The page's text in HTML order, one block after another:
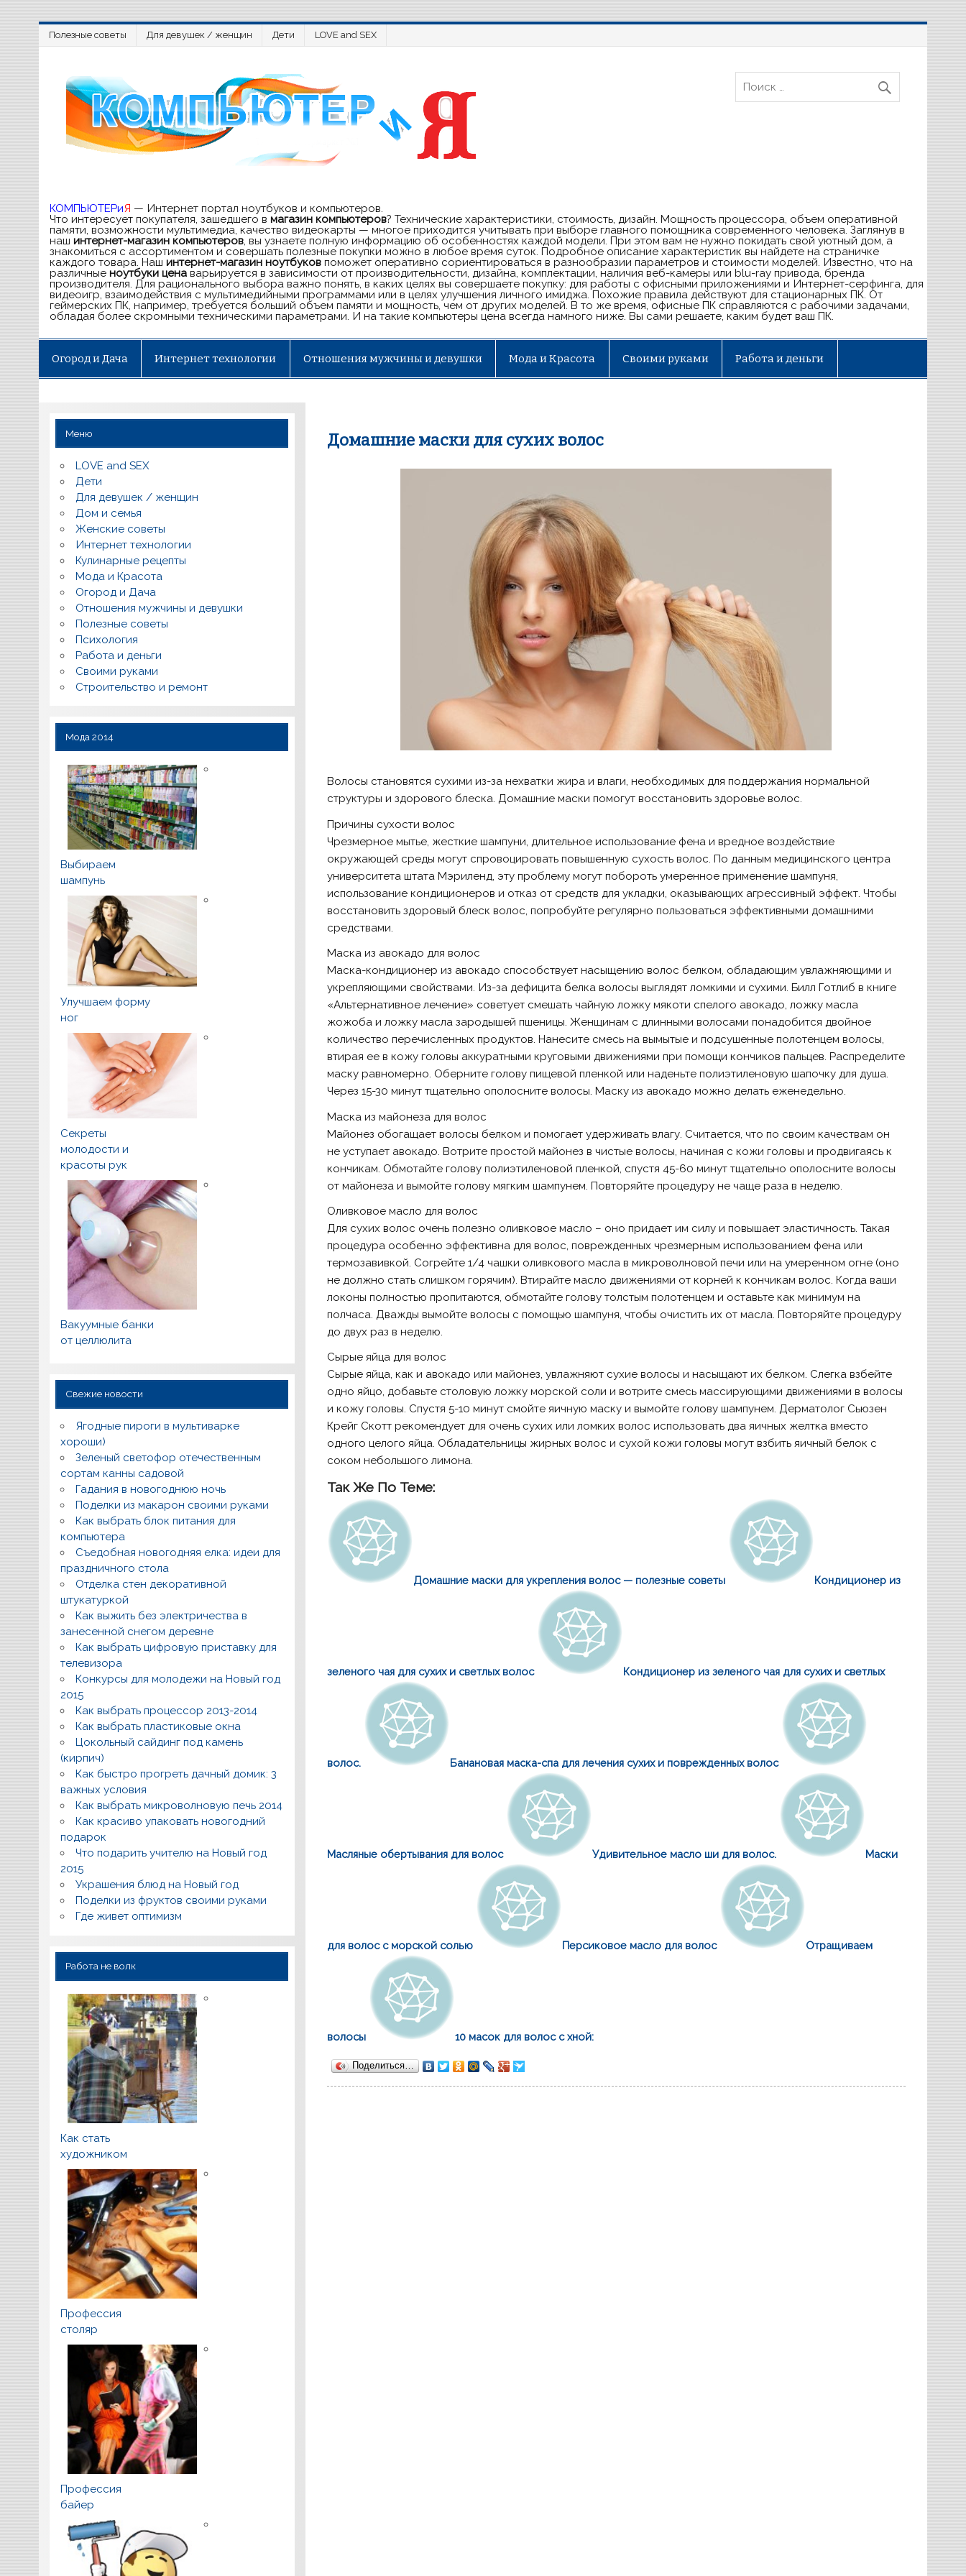
Полезные советы Для девушек / женщин Дети LOVE and SEX
КОМПЬЮТЕРиЯ — Интернет портал ноутбуков и компьютеров.
Что интересует покупателя, зашедшего в магазин компьютеров? Технические характеристики, стоимость, дизайн. Мощность процессора, объем оперативной
памяти, возможности мультимедиа, качество видеокарты — многое приходится учитывать при выборе главного помощника современного человека. Заглянув в
наш интернет-магазин компьютеров, вы узнаете полную информацию об особенностях каждой модели. При этом вам не нужно покидать свой уютный дом, а
знакомиться с ассортиментом и совершать полезные покупки можно в любое время суток. Подробное описание характеристик вы найдете на страничке
каждого товара. Наш интернет-магазин ноутбуковпоможет оперативно сориентироваться в разнообразии параметров и стоимости моделей. Известно, что на
различные ноутбуки ценаварьируется в зависимости от производительности, дизайна, комплектации, наличия веб-камеры или blu-ray привода, бренда
производителя. Для рационального выбора важно понять, в каких целях вы совершаете покупку: для работы с офисными приложениями и Интернет-серфинга, для
видеоигр, взаимодействия с мультимедийными программами или в целях улучшения личного имиджа. Похожие правила действуют для стационарных ПК. От
геймерских ПК, например, требуется больший объем памяти и мощность, чем от других моделей. В то же время, офисные ПК справляются с рабочими задачами,
обладая более скромными техническими параметрами. И на такие компьютеры цена всегда намного ниже. Вы сами решаете, каким будет ваш ПК.
Огород и Дача Интернет технологии Отношения мужчины и девушки Мода и Красота Своими руками Работа и деньги
Домашние маски для сухих волос
Волосы становятся сухими из-за нехватки жира и влаги, необходимых для поддержания нормальной
структуры и здорового блеска. Домашние маски помогут восстановить здоровье волос.
Причины сухости волос
Чрезмерное мытье, жесткие шампуни, длительное использование фена и вредное воздействие
окружающей среды могут спровоцировать повышенную сухость волос. По данным медицинского центра
университета штата Мэриленд, эту проблему могут побороть умеренное применение шампуня,
использование кондиционеров и отказ от средств для укладки, оказывающих агрессивный эффект. Чтобы
восстановить здоровый блеск волос, попробуйте регулярно пользоваться эффективными домашними
средствами.
Маска из авокадо для волос
Маска-кондиционер из авокадо способствует насыщению волос белком, обладающим увлажняющими и
укрепляющими свойствами. Из-за дефицита белка волосы выглядят ломкими и сухими. Билл Готлиб в книге
«Альтернативное лечение» советует смешать чайную ложку мякоти спелого авокадо, ложку масла
жожоба и ложку масла зародышей пшеницы. Женщинам с длинными волосами понадобится двойное
количество перечисленных продуктов. Нанесите смесь на вымытые и подсушенные полотенцем волосы,
втирая ее в кожу головы аккуратными круговыми движениями при помощи кончиков пальцев. Распределите
маску равномерно. Оберните голову пищевой пленкой или наденьте полиэтиленовую шапочку для душа.
Через 15-30 минут тщательно ополосните волосы. Маску из авокадо можно делать еженедельно.
Маска из майонеза для волос
Майонез обогащает волосы белком и помогает удерживать влагу. Считается, что по своим качествам он
не уступает авокадо. Вотрите простой майонез в чистые волосы, начиная с кожи головы и продвигаясь к
кончикам. Обмотайте голову полиэтиленовой пленкой, спустя 45-60 минут тщательно ополосните волосы
от майонеза и вымойте голову мягким шампунем. Повторяйте процедуру не чаще раза в неделю.
Оливковое масло для волос
Для сухих волос очень полезно оливковое масло – оно придает им силу и повышает эластичность. Такая
процедура особенно эффективна для волос, поврежденных чрезмерным использованием фена или
термозавивкой. Согрейте 1/4 чашки оливкового масла в микроволновой печи или на умеренном огне (оно
не должно стать слишком горячим). Втирайте масло движениями от корней к кончикам волос. Когда ваши
локоны полностью пропитаются, обмотайте голову толстым полотенцем и оставьте как минимум на
полчаса. Дважды вымойте волосы с помощью шампуня, чтобы очистить их от масла. Повторяйте процедуру
до двух раз в неделю.
Сырые яйца для волос
Сырые яйца, как и авокадо или майонез, увлажняют сухие волосы и насыщают их белком. Слегка взбейте
одно яйцо, добавьте столовую ложку морской соли и вотрите смесь массирующими движениями в волосы
и кожу головы. Спустя 5-10 минут смойте яичную маску и вымойте голову шампунем. Дерматолог Сьюзен
Крейг Скотт рекомендует для очень сухих или ломких волос использовать два яичных желтка вместо
одного целого яйца. Обладательницы жирных волос и сухой кожи головы могут взбить яичный белок с
соком небольшого лимона.
Так Же По Теме:
Домашние маски для укрепления волос — полезные советы Кондиционер из
зеленого чая для сухих и светлых волос Кондиционер из зеленого чая для сухих и светлых
волос. Банановая маска-спа для лечения сухих и поврежденных волос
Масляные обертывания для волос Удивительное масло ши для волос. Маски
для волос с морской солью Персиковое масло для волос Отращиваем
волосы 10 масок для волос с хной:
Поделиться…
Меню
LOVE and SEX
Дети
Для девушек / женщин
Дом и семья
Женские советы
Интернет технологии
Кулинарные рецепты
Мода и Красота
Огород и Дача
Отношения мужчины и девушки
Полезные советы
Психология
Работа и деньги
Своими руками
Строительство и ремонт
Мода 2014
Выбираем
шампунь
Улучшаем форму
ног
Секреты
молодости и
красоты рук
Вакуумные банки
от целлюлита
Свежие новости
Ягодные пироги в мультиварке
хороши)
Зеленый светофор отечественным
сортам канны садовой
Гадания в новогоднюю ночь
Поделки из макарон своими руками
Как выбрать блок питания для
компьютера
Съедобная новогодняя елка: идеи для
праздничного стола
Отделка стен декоративной
штукатуркой
Как выжить без электричества в
занесенной снегом деревне
Как выбрать цифровую приставку для
телевизора
Конкурсы для молодежи на Новый год
2015
Как выбрать процессор 2013-2014
Как выбрать пластиковые окна
Цокольный сайдинг под камень
(кирпич)
Как быстро прогреть дачный домик: 3
важных условия
Как выбрать микроволновую печь 2014
Как красиво упаковать новогодний
подарок
Что подарить учителю на Новый год
2015
Украшения блюд на Новый год
Поделки из фруктов своими руками
Где живет оптимизм
Работа не волк
Как стать
художником
Профессия
столяр
Профессия
байер